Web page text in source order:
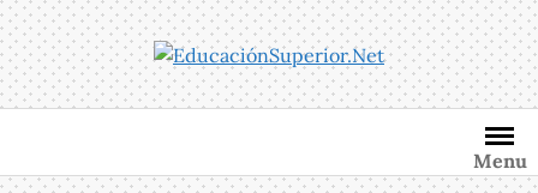
Saltar
al
contenido
Menu